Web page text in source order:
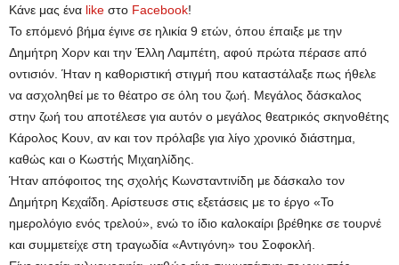
Κάνε μας ένα like στο Facebook!
Το επόμενό βήμα έγινε σε ηλικία 9 ετών, όπου έπαιξε με την
Δημήτρη Χορν και την Έλλη Λαμπέτη, αφού πρώτα πέρασε από
οντισιόν. Ήταν η καθοριστική στιγμή που καταστάλαξε πως ήθελε
να ασχοληθεί με το θέατρο σε όλη του ζωή. Μεγάλος δάσκαλος
στην ζωή του αποτέλεσε για αυτόν ο μεγάλος θεατρικός σκηνοθέτης
Κάρολος Κουν, αν και τον πρόλαβε για λίγο χρονικό διάστημα,
καθώς και ο Κωστής Μιχαηλίδης.
Ήταν απόφοιτος της σχολής Κωνσταντινίδη με δάσκαλο τον
Δημήτρη Κεχαΐδη. Αρίστευσε στις εξετάσεις με το έργο «Το
ημερολόγιο ενός τρελού», ενώ το ίδιο καλοκαίρι βρέθηκε σε τουρνέ
και συμμετείχε στη τραγωδία «Αντιγόνη» του Σοφοκλή.